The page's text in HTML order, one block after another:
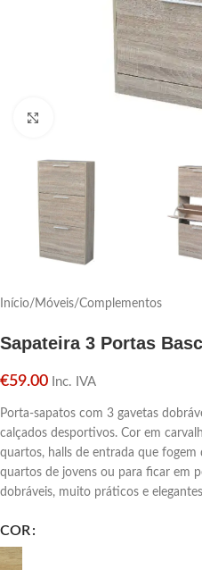
Início/ Móveis/Complementos
Sapateira 3 Portas
€59.00 Inc. IVA
Porta-sapatos com 3 gavetas
calçados desportivos. Cor em
quartos, halls de entrada que
quartos de jovens ou para ficar em
dobráveis, muito práticos e
COR